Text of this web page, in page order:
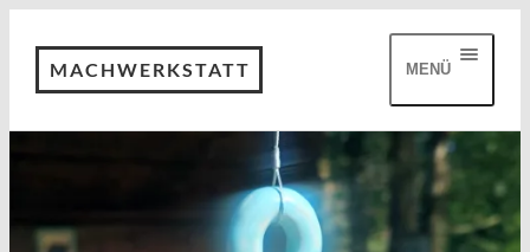
MACHWERKSTATT MENÜ